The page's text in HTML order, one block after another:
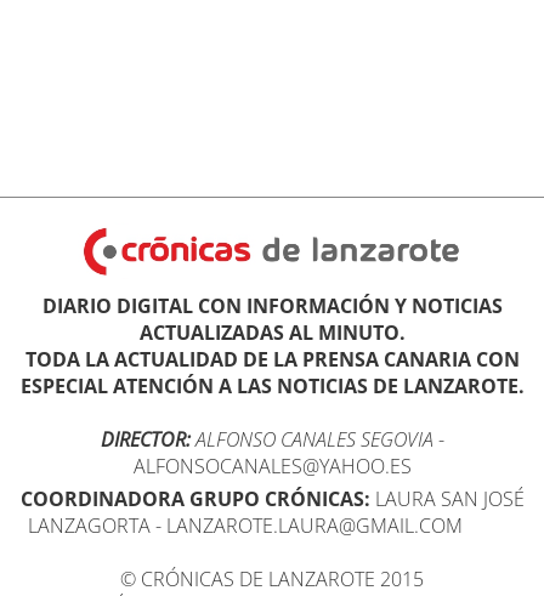
DIARIO DIGITAL CON INFORMACIÓN Y NOTICIAS
ACTUALIZADAS AL MINUTO.
TODA LA ACTUALIDAD DE LA PRENSA CANARIA CON
ESPECIAL ATENCIÓN A LAS NOTICIAS DE LANZAROTE.
DIRECTOR:ALFONSO CANALES SEGOVIA -
ALFONSOCANALES@YAHOO.ES
COORDINADORA GRUPO CRÓNICAS: LAURA SAN JOSÉ
LANZAGORTA - LANZAROTE.LAURA@GMAIL.COM
© CRÓNICAS DE LANZAROTE 2015